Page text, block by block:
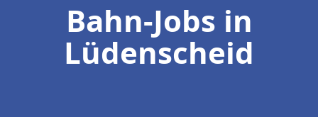
Bahn-Jobs in
Lüdenscheid